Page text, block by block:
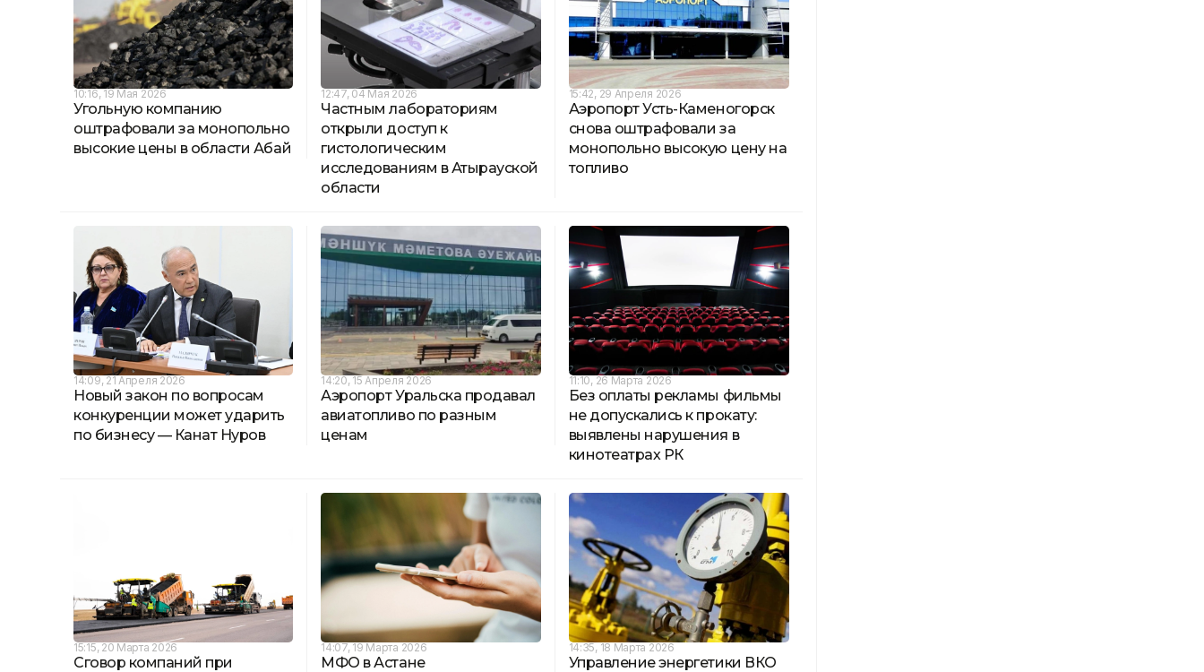
10:16, 19 Мая 2026
Угольную компанию
оштрафовали за монопольно
высокие цены в области Абай
12:47, 04 Мая 2026
Частным лабораториям
открыли доступ к
гистологическим
исследованиям в Атырауской
области
15:42, 29 Апреля 2026
Аэропорт Усть-Каменогорск
снова оштрафовали за
монопольно высокую цену на
топливо
14:09, 21 Апреля 2026
Новый закон по вопросам
конкуренции может ударить
по бизнесу — Канат Нуров
14:20, 15 Апреля 2026
Аэропорт Уральска продавал
авиатопливо по разным
ценам
11:10, 26 Марта 2026
Без оплаты рекламы фильмы
не допускались к прокату:
выявлены нарушения в
кинотеатрах РК
15:15, 20 Марта 2026
Сговор компаний при
14:07, 19 Марта 2026
МФО в Астане
14:35, 18 Марта 2026
Управление энергетики ВКО